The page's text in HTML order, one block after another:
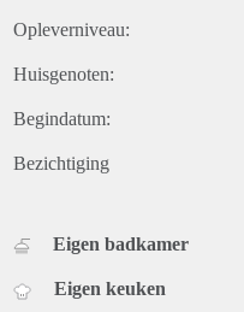
Opleverniveau:
Huisgenoten:
Begindatum:
Bezichtiging
Eigen badkamer
Eigen keuken